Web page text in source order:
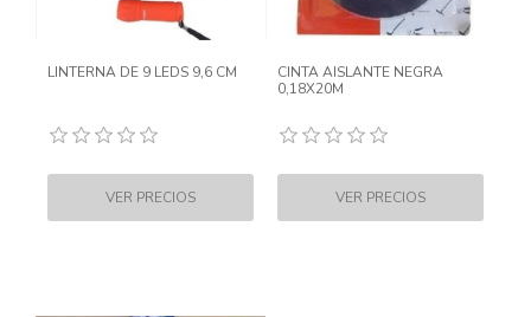
LINTERNA DE 9 LEDS 9,6 CM
CINTA AISLANTE NEGRA
0,18X20M